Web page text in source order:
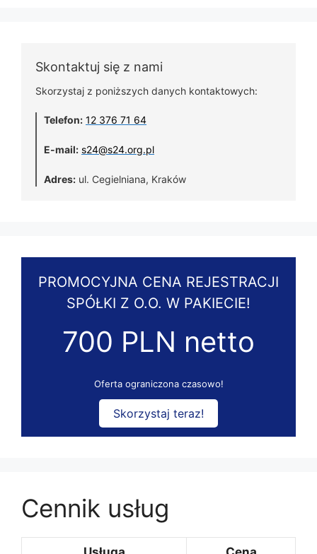
Skontaktuj się z nami
Skorzystaj z poniższych danych kontaktowych:
Telefon: 12 376 71 64
E-mail: s24@s24.org.pl
Adres: ul. Cegielniana, Kraków
PROMOCYJNA CENA REJESTRACJI
SPÓŁKI Z O.O. W PAKIECIE!
700 PLN netto
Oferta ograniczona czasowo!
Skorzystaj teraz!
Cennik usług